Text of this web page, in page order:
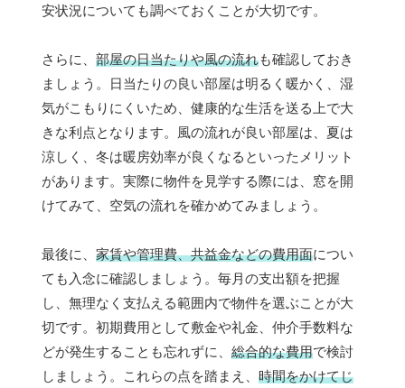
安状況についても調べておくことが大切です。
さらに、 部屋の日当たりや風の流れも確認しておき
ましょう。日当たりの良い部屋は明るく暖かく、湿
気がこもりにくいため、健康的な生活を送る上で大
きな利点となります。風の流れが良い部屋は、夏は
涼しく、冬は暖房効率が良くなるといったメリット
があります。実際に物件を見学する際には、窓を開
けてみて、空気の流れを確かめてみましょう。
最後に、 家賃や管理費、共益金などの費用面につい
ても入念に確認しましょう。毎月の支出額を把握
し、無理なく支払える範囲内で物件を選ぶことが大
切です。初期費用として敷金や礼金、仲介手数料な
どが発生することも忘れずに、 総合的な費用で検討
しましょう。これらの点を踏まえ、 時間をかけてじ